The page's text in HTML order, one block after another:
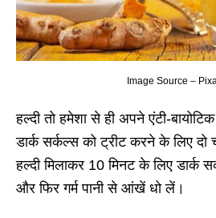
Image Source –
हल्दी तो हमेशा से ही अपने एंटी-
डार्क सर्कल्स को ट्रीट करने के लिए
हल्दी मिलाकर 10 मिनट के लिए डार्क
और फिर गर्म पानी से आंखें धो लें।